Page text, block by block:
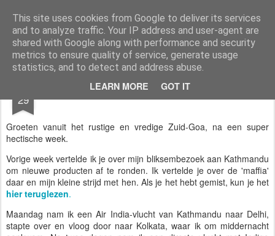
This site uses cookies from Google to deliver its services
and to analyze traffic. Your IP address and user-agent are
shared with Google along with performance and security
metrics to ensure quality of service, generate usage
statistics, and to detect and address abuse.
LEARN MORE GOT IT
AWGifts Nederland Welkom terug bij AWGifts Europe - Uw groothandel in cadeauartikelen die door heel Europa levert. Bij AWGifts zijn we toegewijd om u het beste te bieden op het gebied van cadeauartikelen voor de groothandel, uw klanten te verrassen en uw detailhandel te helpen groeien. De enige groothandel die handgemaakte cadeauartikelen rechtstreeks uit India, Indonesië & China - AND produceert aromatherapie, huisparfumartikelen en badkamergeschenken in onze Britse fabriek.
Home
29 🌍Het Einde is Nabij🌍
Groeten vanuit het rustige en vredige Zuid-Goa, na een super
hectische week.
Vorige week vertelde ik je over mijn bliksembezoek aan Kathmandu
om nieuwe producten af te ronden. Ik vertelde je over de 'maffia'
daar en mijn kleine strijd met hen. Als je het hebt gemist, kun je het
hier teruglezen.
Maandag nam ik een Air India-vlucht van Kathmandu naar Delhi,
stapte over en vloog door naar Kolkata, waar ik om middernacht